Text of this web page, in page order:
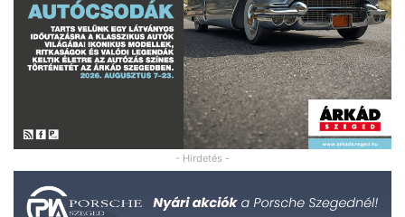
- Hirdetés -